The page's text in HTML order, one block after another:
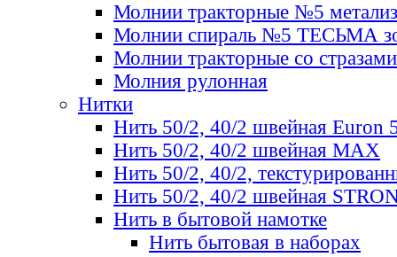
Молнии тракторные №5
Молнии спираль №5 ТЕСЬМА
Молнии тракторные со стразами
Молния рулонная
Нитки
Нить 50/2, 40/2 швейная Euron
Нить 50/2, 40/2 швейная МАХ
Нить 50/2, 40/2,
Нить 50/2, 40/2 швейная
Нить в бытовой намотке
Нить бытовая в наборах